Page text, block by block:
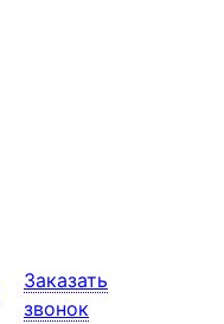
Заказать
звонок